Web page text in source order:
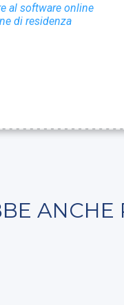
al software online
di residenza
ANCHE